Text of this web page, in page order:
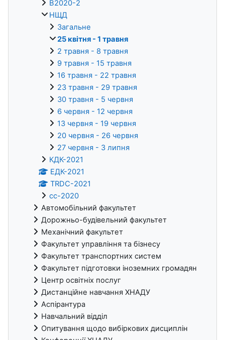
В2020-2
НЩД
Загальне
25 квітня - 1 травня
2 травня - 8 травня
9 травня - 15 травня
16 травня - 22 травня
23 травня - 29 травня
30 травня - 5 червня
6 червня - 12 червня
13 червня - 19 червня
20 червня - 26 червня
27 червня - 3 липня
КДК-2021
ЕДК-2021
TRDC-2021
cc-2020
Автомобільний факультет
Дорожньо-будівельний факультет
Механічний факультет
Факультет управління та бізнесу
Факультет транспортних систем
Факультет підготовки іноземних громадян
Центр освітніх послуг
Дистанційне навчання ХНАДУ
Аспірантура
Навчальний відділ
Опитування щодо вибіркових дисциплін